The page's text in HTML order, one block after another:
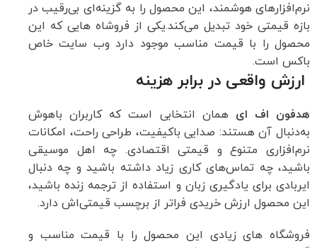
نرم‌افزارهای هوشمند، این محصول را به گزینه‌ای بی‌رقیب در
بازه قیمتی خود تبدیل می‌کند.یکی از فروشاه هایی که این
محصول را با قیمت مناسب موجود دارد وب سایت خاص
باکس است.
ارزش واقعی در برابر هزینه
هدفون اف ایهمان انتخابی است که کاربران باهوش
به‌دنبال آن هستند: صدایی باکیفیت، طراحی راحت، امکانات
نرم‌افزاری متنوع و قیمتی اقتصادی. چه اهل موسیقی
باشید، چه تماس‌های کاری زیاد داشته باشید و چه دنبال
ایربادی برای یادگیری زبان و استفاده از ترجمه زنده باشید،
این محصول ارزش خریدی فراتر از برچسب قیمتی‌اش دارد.
فروشگاه های زیادی این محصول را با قیمت مناسب و